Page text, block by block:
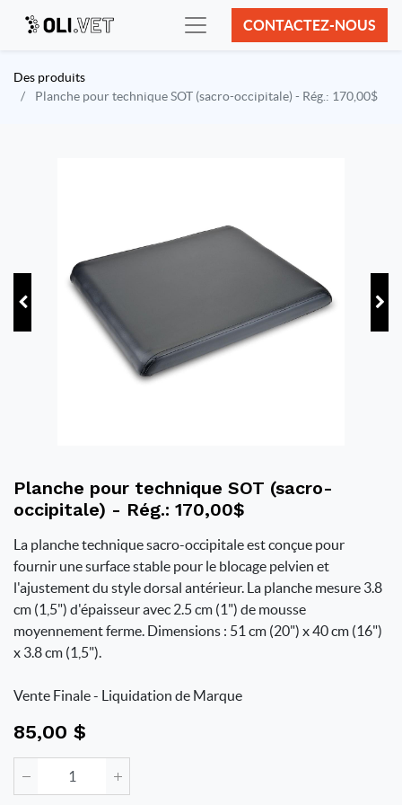
CONTACTEZ-NOUS
Des produits
Planche pour technique SOT (sacro-occipitale) - Rég.: 170,00$
Planche pour technique SOT (sacro-
occipitale) - Rég.: 170,00$
La planche technique sacro-occipitale est conçue pour
fournir une surface stable pour le blocage pelvien et
l'ajustement du style dorsal antérieur. La planche mesure 3.8
cm (1,5") d'épaisseur avec 2.5 cm (1") de mousse
moyennement ferme. Dimensions : 51 cm (20") x 40 cm (16")
x 3.8 cm (1,5").
Vente Finale - Liquidation de Marque
85,00 $